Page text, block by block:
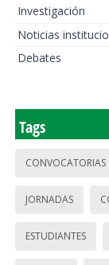
Investigación
Noticias
Debates
Tags
CONVOCATORIAS
JORNADAS
ESTUDIANTES